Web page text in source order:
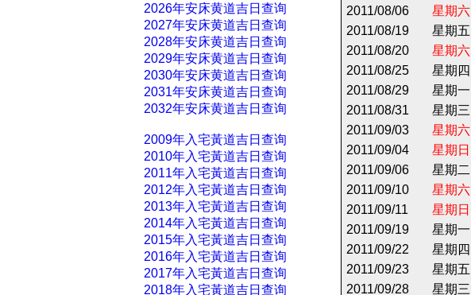
2026年安床黄道吉日查询
2027年安床黄道吉日查询
2028年安床黄道吉日查询
2029年安床黄道吉日查询
2030年安床黄道吉日查询
2031年安床黄道吉日查询
2032年安床黄道吉日查询
2009年入宅黃道吉日查询
2010年入宅黃道吉日查询
2011年入宅黃道吉日查询
2012年入宅黃道吉日查询
2013年入宅黃道吉日查询
2014年入宅黃道吉日查询
2015年入宅黃道吉日查询
2016年入宅黃道吉日查询
2017年入宅黃道吉日查询
2018年入宅黃道吉日查询
2011/08/06
星期六
2011/08/19
星期五
2011/08/20
星期六
2011/08/25
星期四
2011/08/29
星期一
2011/08/31
星期三
2011/09/03
星期六
2011/09/04
星期日
2011/09/06
星期二
2011/09/10
星期六
2011/09/11
星期日
2011/09/19
星期一
2011/09/22
星期四
2011/09/23
星期五
2011/09/28
星期三